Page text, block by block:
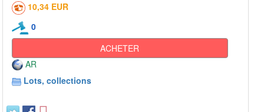
10,34 EUR
0
ACHETER
AR
Lots, collections